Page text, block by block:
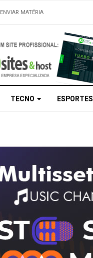
ENVIAR MATÉRIA
TECNO ESPORTES